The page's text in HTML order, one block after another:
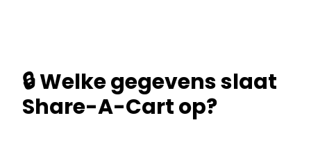
🔒 Welke gegevens slaat
Share-A-Cart op?